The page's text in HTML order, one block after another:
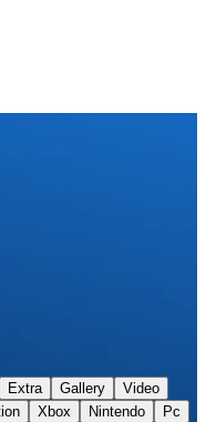
Extra Gallery
Video
Xbox Nintendo Pc